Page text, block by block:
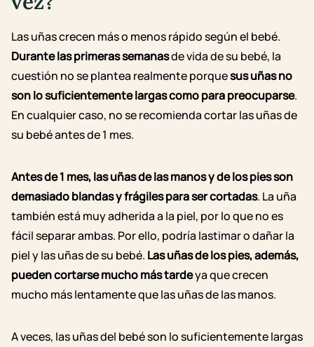
Las uñas crecen más o menos rápido según el bebé.
Durante las primeras semanasde vida de su bebé, la
cuestión no se plantea realmente porquesus uñas no
son lo suficientemente largas como para preocuparse.
En cualquier caso, no se recomienda cortar las uñas de
su bebé antes de 1 mes.
Antes de 1 mes, las uñas de las manos y de los pies son
demasiado blandas y frágiles para ser cortadas. La uña
también está muy adherida a la piel, por lo que no es
fácil separar ambas. Por ello, podría lastimar o dañar la
piel y las uñas de su bebé. Las uñas de los pies, además,
pueden cortarse mucho más tardeya que crecen
mucho más lentamente que las uñas de las manos.
A veces, las uñas del bebé son lo suficientemente largas